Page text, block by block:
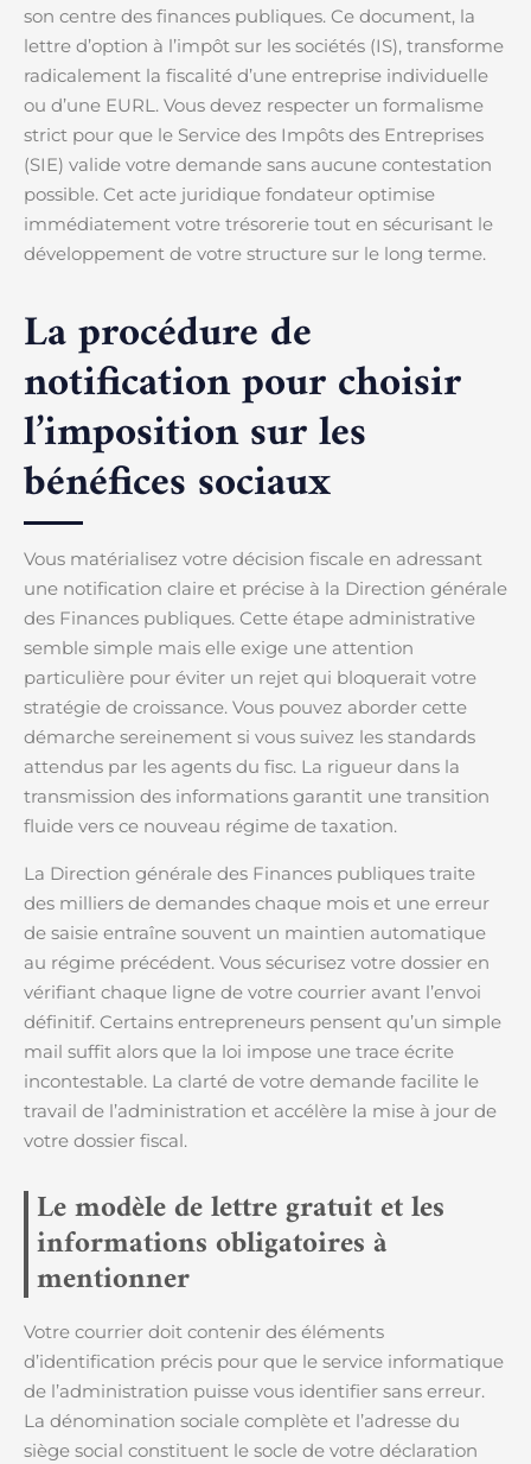
son centre des finances publiques. Ce document, la
lettre d’option à l’impôt sur les sociétés (IS), transforme
radicalement la fiscalité d’une entreprise individuelle
ou d’une EURL. Vous devez respecter un formalisme
strict pour que le Service des Impôts des Entreprises
(SIE) valide votre demande sans aucune contestation
possible. Cet acte juridique fondateur optimise
immédiatement votre trésorerie tout en sécurisant le
développement de votre structure sur le long terme.
La procédure de
notification pour choisir
l’imposition sur les
bénéfices sociaux
Vous matérialisez votre décision fiscale en adressant
une notification claire et précise à la Direction générale
des Finances publiques. Cette étape administrative
semble simple mais elle exige une attention
particulière pour éviter un rejet qui bloquerait votre
stratégie de croissance. Vous pouvez aborder cette
démarche sereinement si vous suivez les standards
attendus par les agents du fisc. La rigueur dans la
transmission des informations garantit une transition
fluide vers ce nouveau régime de taxation.
La Direction générale des Finances publiques traite
des milliers de demandes chaque mois et une erreur
de saisie entraîne souvent un maintien automatique
au régime précédent. Vous sécurisez votre dossier en
vérifiant chaque ligne de votre courrier avant l’envoi
définitif. Certains entrepreneurs pensent qu’un simple
mail suffit alors que la loi impose une trace écrite
incontestable. La clarté de votre demande facilite le
travail de l’administration et accélère la mise à jour de
votre dossier fiscal.
Le modèle de lettre gratuit et les
informations obligatoires à
mentionner
Votre courrier doit contenir des éléments
d’identification précis pour que le service informatique
de l’administration puisse vous identifier sans erreur.
La dénomination sociale complète et l’adresse du
siège social constituent le socle de votre déclaration